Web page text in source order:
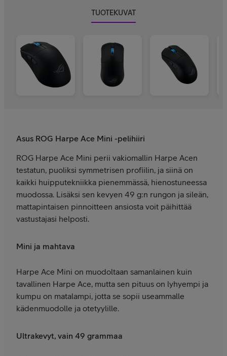
TUOTEKUVAT
Asus ROG Harpe Ace Mini -pelihiiri
ROG Harpe Ace Mini perii vakiomallin Harpe Acen
testatun, puoliksi symmetrisen profiilin, ja siinä on
kaikki huipputekniikka pienemmässä, hienostuneessa
muodossa. Lisäksi sen kevyen 49 g:n rungon ja sileän,
mattapintaisen pinnoitteen ansiosta voit päihittää
vastustajasi helposti.
Mini ja mahtava
Harpe Ace Mini on muodoltaan samanlainen kuin
tavallinen Harpe Ace, mutta sen pituus on lyhyempi ja
kumpu on matalampi, jotta se sopii useammalle
kädenmuodolle ja otetyylille.
Ultrakevyt, vain 49 grammaa